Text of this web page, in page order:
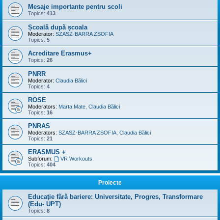
Mesaje importante pentru scoli
Topics: 413
Școală după școala
Moderator: SZASZ-BARRA ZSOFIA
Topics: 5
Acreditare Erasmus+
Topics: 26
PNRR
Moderator: Claudia Bălici
Topics: 4
ROSE
Moderators: Marta Mate Claudia Bălici
Topics: 16
PNRAS
Moderators: SZASZ-BARRA ZSOFIA Claudia Bălici
Topics: 21
ERASMUS +
Subforum:
VR Workouts
Topics: 404
Proiecte
Educație fără bariere: Universitate, Progres, Transformare
(Edu- UPT)
Topics: 8